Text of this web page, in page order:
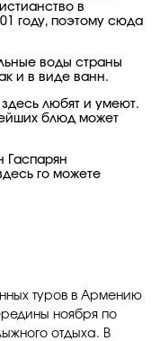
в
году, поэтому сюда
воды страны
и в виде ванн.
любят и умеют.
блюд может
Гаспарян
го можете
туров в Армению
ноября по
отдыха. В